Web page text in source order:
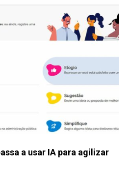
a usar IA para agilizar